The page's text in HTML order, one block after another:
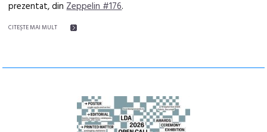
prezentat, dinZeppelin #176.
CITEŞTE MAI MULT